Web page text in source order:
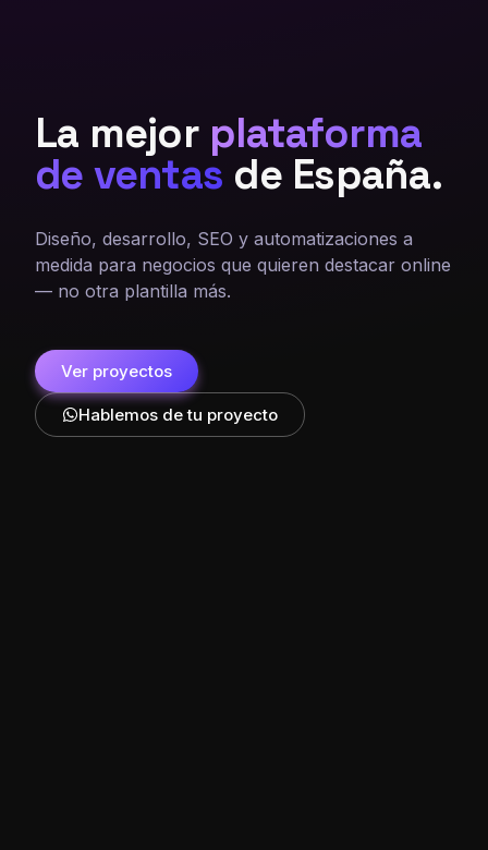
La mejor plataforma
de ventas de España.
Diseño, desarrollo, SEO y automatizaciones a
medida para negocios que quieren destacar online
— no otra plantilla más.
Ver proyectos
Hablemos de tu proyecto